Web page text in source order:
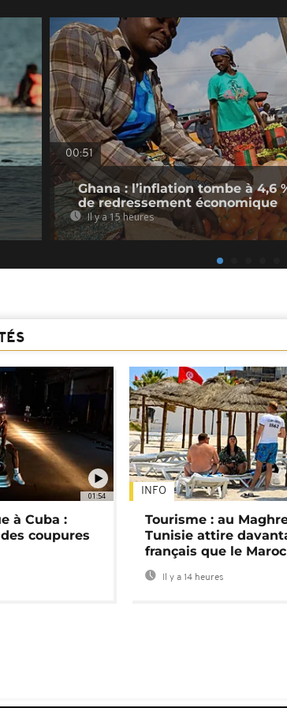
00:51
Ghana : l’inflation tombe à 4,6
de redressement économique
Il y a 15 heures
01:54
à Cuba :
coupures
INFO
Tourisme : au
Tunisie attire
français que le Maroc
Il y a 14 heures